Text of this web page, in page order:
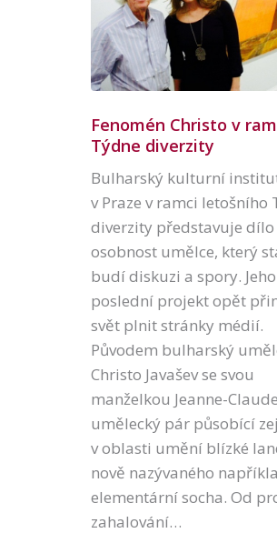
Fenomén Christo v
Týdne diverzity
Bulharský kulturní
v Praze v ramci letošního
diverzity představuje dílo
osobnost umělce, který
budí diskuzi a spory. Jeho
poslední projekt opět
svět plnit stránky médií.
Původem bulharský
Christo Javašev se svou
manželkou Jeanne-
umělecký pár působící
v oblasti umění blízké
nově nazývaného
elementární socha. Od
zahalování…